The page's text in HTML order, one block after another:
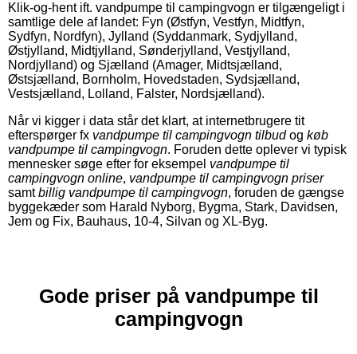
Klik-og-hent ift. vandpumpe til campingvogn er tilgængeligt i
samtlige dele af landet: Fyn (Østfyn, Vestfyn, Midtfyn,
Sydfyn, Nordfyn), Jylland (Syddanmark, Sydjylland,
Østjylland, Midtjylland, Sønderjylland, Vestjylland,
Nordjylland) og Sjælland (Amager, Midtsjælland,
Østsjælland, Bornholm, Hovedstaden, Sydsjælland,
Vestsjælland, Lolland, Falster, Nordsjælland).
Når vi kigger i data står det klart, at internetbrugere tit
efterspørger fx vandpumpe til campingvogn tilbudog køb
vandpumpe til campingvogn. Foruden dette oplever vi typisk
mennesker søge efter for eksempel vandpumpe til
campingvogn online, vandpumpe til campingvogn priser
samtbillig vandpumpe til campingvogn, foruden de gængse
byggekæder som Harald Nyborg, Bygma, Stark, Davidsen,
Jem og Fix, Bauhaus, 10-4, Silvan og XL-Byg.
Gode priser på vandpumpe til
campingvogn